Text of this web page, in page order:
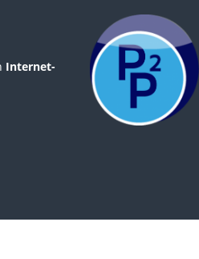
Internet-